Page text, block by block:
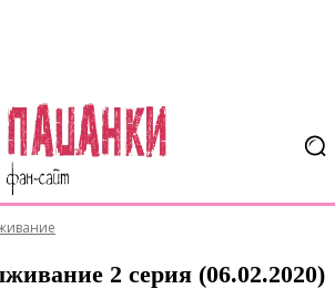
2 серия (06.02.2020)